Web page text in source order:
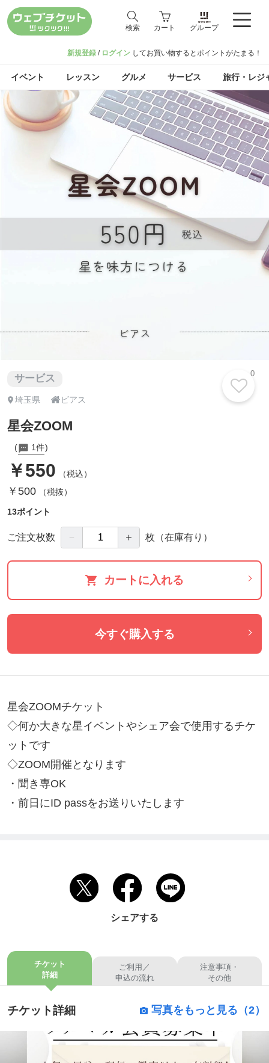
検索 カート グループ
新規登録 / ログイン してお買い物するとポイントがたまる！
イベント レッスン グルメ サービス 旅行・レジ
サービス
埼玉県 ビアス
星会ZOOM
1件
￥550 （税込）
￥500（税抜）
13ポイント
ご注文枚数 － ＋ 枚 （在庫有り）
カートに入れる
0
今すぐ購入する
星会ZOOMチケット
◇何か大きな星イベントやシェア会で使用するチケ
ットです
◇ZOOM開催となります
・聞き専OK
・前日にID passをお送りいたします
シェアする
チケット
詳細
ご利用／
申込の流れ
注意事項・
その他
チケット詳細 写真をもっと見る（2）